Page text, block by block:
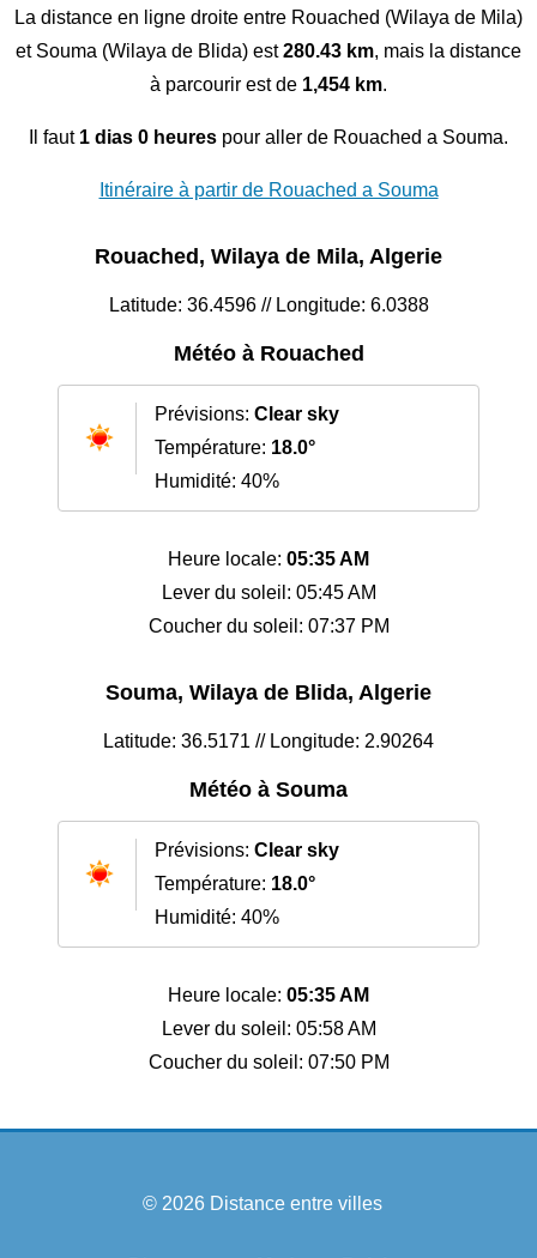
La distance en ligne droite entre Rouached (Wilaya de Mila)
et Souma (Wilaya de Blida) est280.43 km, mais la distance
à parcourir est de 1,454 km.
Il faut 1 dias 0 heures pour aller de Rouached a Souma.
Itinéraire à partir de Rouached a Souma
Rouached, Wilaya de Mila, Algerie
Latitude: 36.4596 // Longitude: 6.0388
Météo à Rouached
Prévisions: Clear sky
Température: 18.0°
Humidité: 40%
Heure locale: 05:35 AM
Lever du soleil: 05:45 AM
Coucher du soleil: 07:37 PM
Souma, Wilaya de Blida, Algerie
Latitude: 36.5171 // Longitude: 2.90264
Météo à Souma
Prévisions: Clear sky
Température: 18.0°
Humidité: 40%
Heure locale: 05:35 AM
Lever du soleil: 05:58 AM
Coucher du soleil: 07:50 PM
© 2026 Distance entre villes